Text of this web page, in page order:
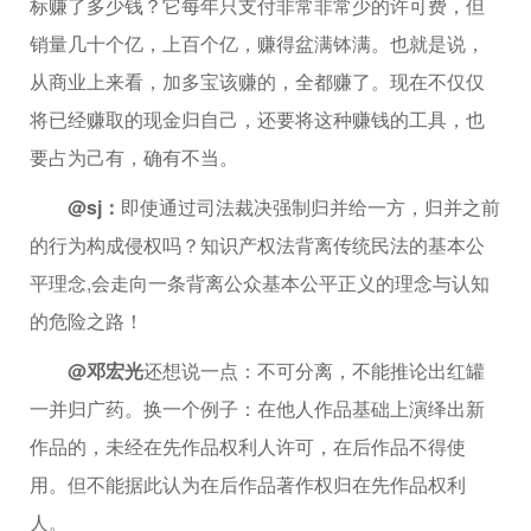
销量几十个亿，上百个亿，赚得盆满钵满。也就是说，
从商业上来看，加多宝该赚的，全都赚了。现在不仅仅
将已经赚取的现金归自己，还要将这种赚钱的工具，也
要占为己有，确有不当。
@sj： 即使通过司法裁决强制归并给一方，归并之前
的行为构成侵权吗？知识产权法背离传统民法的基本公
平理念,会走向一条背离公众基本公平正义的理念与认知
的危险之路！
@邓宏光还想说一点：不可分离，不能推论出红罐
一并归广药。换一个例子：在他人作品基础上演绎出新
作品的，未经在先作品权利人许可，在后作品不得使
用。但不能据此认为在后作品著作权归在先作品权利
人。